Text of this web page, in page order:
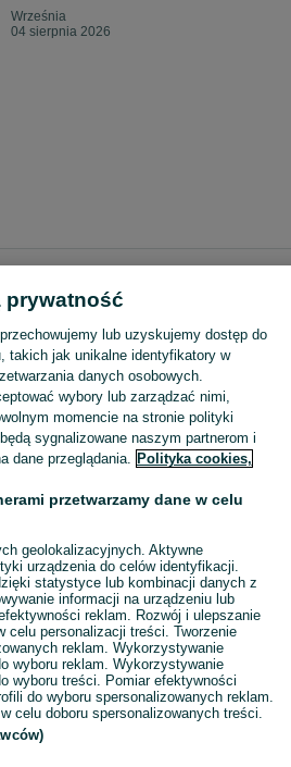
Września
04 sierpnia 2026
Zobacz
prywatność
lub uzyskujemy dostęp do
takich jak unikalne identyfikatory w
danych osobowych.
wybory lub zarządzać nimi,
momencie na stronie polityki
sygnalizowane naszym partnerom i
dane przeglądania. Polityka cookies,
przetwarzamy dane w celu
geolokalizacyjnych. Aktywne
urządzenia do celów identyfikacji.
statystyce lub kombinacji danych z
informacji na urządzeniu lub
reklam. Rozwój i ulepszanie
celu personalizacji treści. Tworzenie
reklam. Wykorzystywanie
wyboru reklam. Wykorzystywanie
wyboru treści. Pomiar efektywności
do wyboru spersonalizowanych reklam.
celu doboru spersonalizowanych treści.